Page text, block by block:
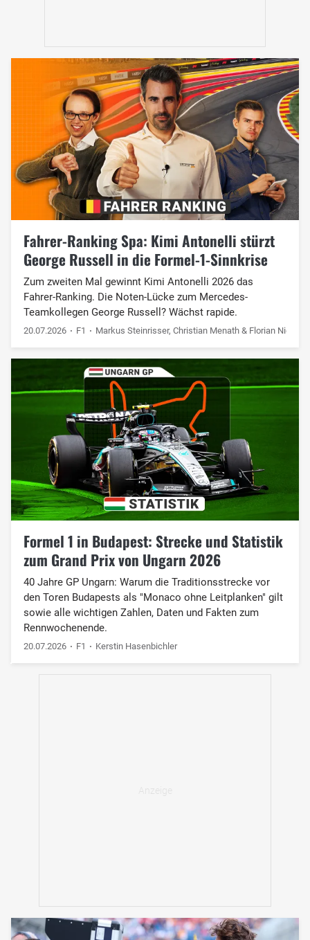
Fahrer-Ranking Spa: Kimi Antonelli stürzt
George Russell in die Formel-1-Sinnkrise
Zum zweiten Mal gewinnt Kimi Antonelli 2026 das
Fahrer-Ranking. Die Noten-Lücke zum Mercedes-
Teamkollegen George Russell? Wächst rapide.
20.07.2026 F1 Markus Steinrisser, Christian Menath & Florian
Formel 1 in Budapest: Strecke und Statistik
zum Grand Prix von Ungarn 2026
40 Jahre GP Ungarn: Warum die Traditionsstrecke vor
den Toren Budapests als "Monaco ohne Leitplanken" gilt
sowie alle wichtigen Zahlen, Daten und Fakten zum
Rennwochenende.
20.07.2026 F1 Kerstin Hasenbichler